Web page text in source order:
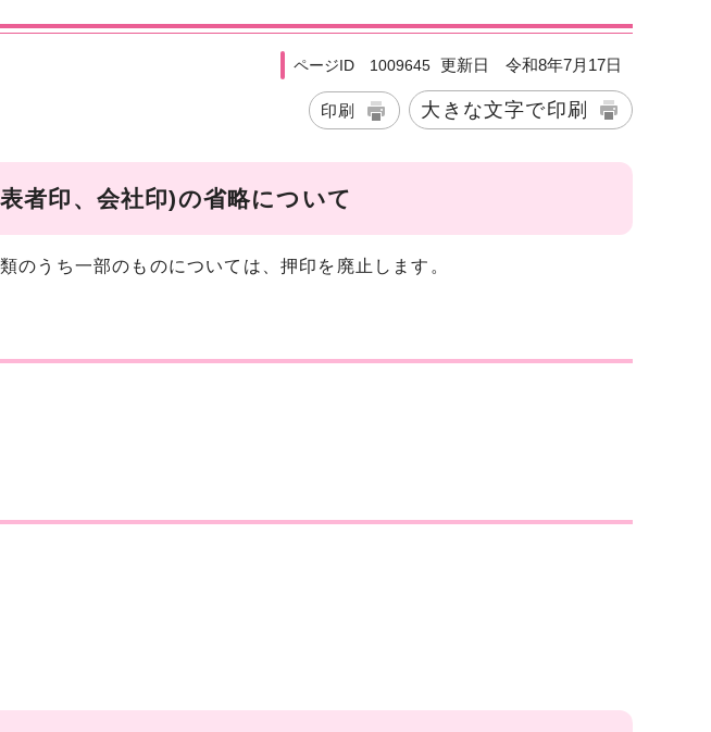
ページID 1009645 更新日 令和8年7月17日
印刷 大きな文字で印刷
者印、会社印)の省略について
のうち一部のものについては、押印を廃止します。